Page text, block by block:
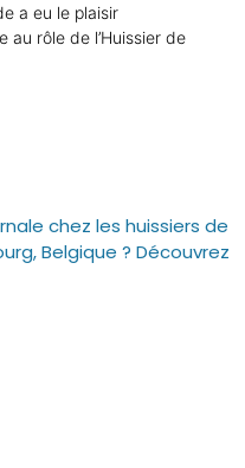
a eu le plaisir
au rôle de l’Huissier de